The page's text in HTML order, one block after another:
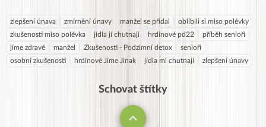
zlepšení únava zmírnění únavy manžel se přidal
oblíbili si miso polévky
zkušenosti miso polévka
jídla jí chutnají hrdinové pd22
příběh senioři
jíme zdravě
manžel Zkušenosti - Podzimní detox
senioři
osobní zkušenosti
hrdinové Jíme Jinak jídla mi chutnají zlepšení únavy
Schovat štítky